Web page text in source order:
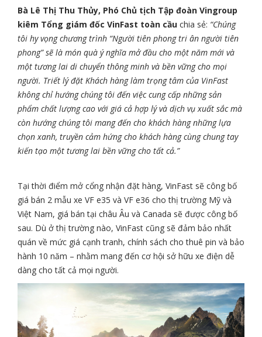
Bà Lê Thị Thu Thủy, Phó Chủ tịch Tập đoàn Vingroup
kiêm Tổng giám đốc VinFast toàn cầu chia sẻ: “Chúng
tôi hy vọng chương trình “Người tiên phong tri ân người tiên
phong” sẽ là món quà ý nghĩa mở đầu cho một năm mới và
một tương lai di chuyển thông minh và bền vững cho mọi
người. Triết lý đặt Khách hàng làm trọng tâm của VinFast
không chỉ hướng chúng tôi đến việc cung cấp những sản
phẩm chất lượng cao với giá cả hợp lý và dịch vụ xuất sắc mà
còn hướng chúng tôi mang đến cho khách hàng những lựa
chọn xanh, truyền cảm hứng cho khách hàng cùng chung tay
kiến tạo một tương lai bền vững cho tất cả.”
Tại thời điểm mở cổng nhận đặt hàng, VinFast sẽ công bố
giá bán 2 mẫu xe VF e35 và VF e36 cho thị trường Mỹ và
Việt Nam, giá bán tại châu Âu và Canada sẽ được công bố
sau. Dù ở thị trường nào, VinFast cũng sẽ đảm bảo nhất
quán về mức giá cạnh tranh, chính sách cho thuê pin và bảo
hành 10 năm – nhằm mang đến cơ hội sở hữu xe điện dễ
dàng cho tất cả mọi người.